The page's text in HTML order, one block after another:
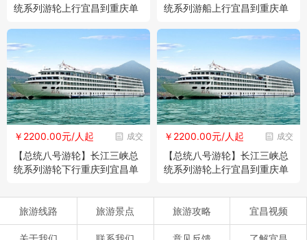
统系列游轮上行宜昌到重庆单
统系列游船上行宜昌到重庆单
成交
￥2200.00元/人起
【总统八号游轮】长江三峡总
统系列游轮下行重庆到宜昌单
成交
￥2200.00元/人起
【总统八号游轮】长江三峡总
统系列游轮上行宜昌到重庆单
旅游线路 旅游景点 旅游攻略 宜昌视频